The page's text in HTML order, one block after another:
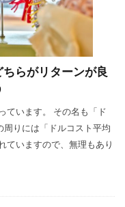
らがリターンが良
ています。 その名も「ド
りには「ドルコスト平均
ていますので、無理もあり